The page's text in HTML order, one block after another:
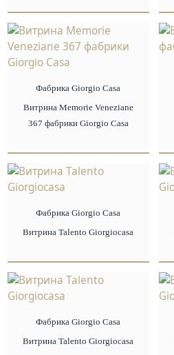
Фабрика Giorgio Сasa
Витрина Memorie Veneziane
367 фабрики Giorgio Casa
Фабрика Giorgio Сasa
Витрина Talento Giorgiocasa
Фабрика Giorgio Сasa
Витрина Talento Giorgiocasa